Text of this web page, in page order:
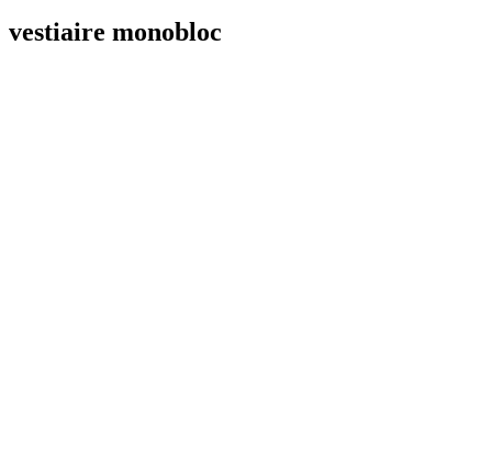
vestiaire monobloc